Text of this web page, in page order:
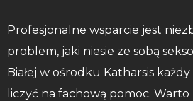
Profesjonalne wsparcie jest
problem, jaki niesie ze sobą
Białej w ośrodku Katharsis
liczyć na fachową pomoc. Warto